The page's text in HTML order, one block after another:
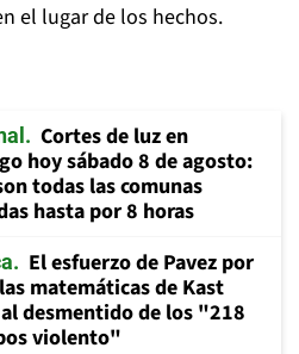
el lugar de los hechos.
Cortes de luz en
hoy sábado 8 de agosto:
todas las comunas
hasta por 8 horas
El esfuerzo de Pavez por
matemáticas de Kast
desmentido de los "218
violento"